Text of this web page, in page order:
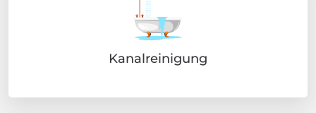
Kanalreinigung